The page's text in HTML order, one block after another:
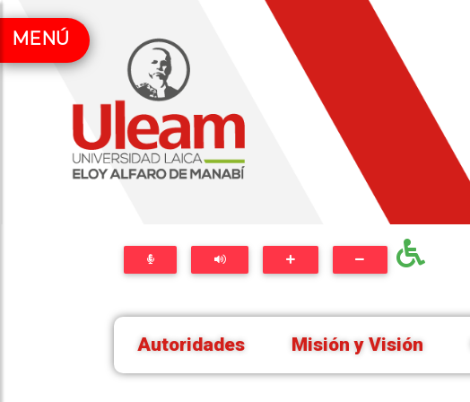
MENÚ
Autoridades Misión y Visión